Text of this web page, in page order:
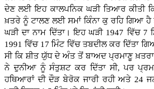
ਦੇਣ ਲਈ ਇਹ ਕਾਲਪਨਿਕ ਘੜੀ ਤਿਆਰ ਕੀਤੀ
ਖ਼ਤਰੇ ਨੂੰ ਟਾਲਣ ਲਈ ਸਮਾਂ ਕਿੰਨਾ ਕੁ ਰਹਿ ਗਿਆ
ਘੜੀ ਦਾ ਨਾਮ ਦਿੱਤਾ। ਇਹ ਘੜੀ 1947 ਵਿੱਚ 7
1991 ਵਿੱਚ 17 ਮਿੰਟ ਵਿੱਚ ਤਬਦੀਲ ਕਰ ਦਿੱਤਾ
ਸੀ ਕਿ ਸ਼ੀਤ ਯੁੱਧ ਦੇ ਅੰਤ ਤੋਂ ਬਾਅਦ ਪ੍ਰਮਾਣੂ
ਨੇ ਦੁਨੀਆ ਨੂੰ ਸੰਤੁਸ਼ਟ ਕਰ ਦਿੱਤਾ ਸੀ, ਪਰ
ਹਥਿਆਰਾਂ ਦੀ ਦੌੜ ਬੇਰੋਕ ਜਾਰੀ ਰਹੀ ਅਤੇ 24